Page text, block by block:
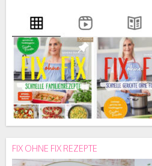
FIX OHNE FIX REZEPTE